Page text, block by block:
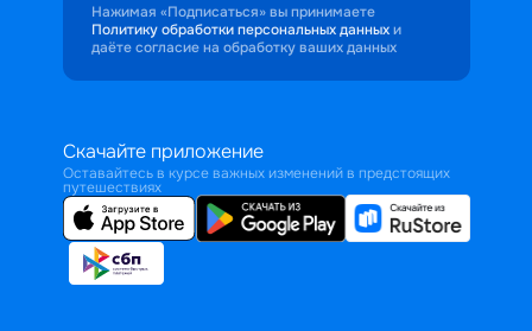
Нажимая «Подписаться» вы принимаете
Политику обработки персональных данных и
даёте согласие на обработку ваших данных
Скачайте приложение
Оставайтесь в курсе важных изменений в предстоящих
путешествиях